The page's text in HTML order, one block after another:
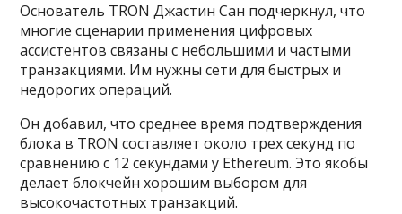
Основатель TRON Джастин Сан подчеркнул, что
многие сценарии применения цифровых
ассистентов связаны с небольшими и частыми
транзакциями. Им нужны сети для быстрых и
недорогих операций.
Он добавил, что среднее время подтверждения
блока в TRON составляет около трех секунд по
сравнению с 12 секундами у Ethereum. Это якобы
делает блокчейн хорошим выбором для
высокочастотных транзакций.